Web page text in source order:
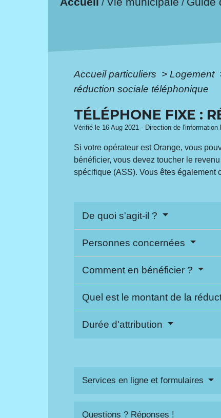
/ /
Accueil particuliers > Logement
réduction sociale téléphonique
TÉLÉPHONE FIXE :
Vérifié le 16 Aug 2021 - Direction de
Si votre opérateur est Orange, vous
bénéficier, vous devez toucher le
spécifique (ASS). Vous êtes également
De quoi s'agit-il ?
Personnes concernées
Comment en bénéficier ?
Quel est le montant de la
Durée d'attribution
Services en ligne et formulaires
Questions ? Réponses !